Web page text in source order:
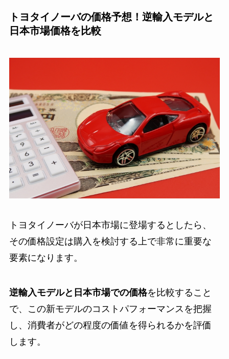
トヨタイノーバの価格予想！逆輸入モデルと
日本市場価格を比較
トヨタイノーバが日本市場に登場するとしたら、
その価格設定は購入を検討する上で非常に重要な
要素になります。
逆輸入モデルと日本市場での価格を比較すること
で、この新モデルのコストパフォーマンスを把握
し、消費者がどの程度の価値を得られるかを評価
します。